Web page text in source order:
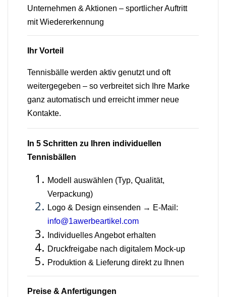
Unternehmen & Aktionen – sportlicher Auftritt
mit Wiedererkennung
Ihr Vorteil
Tennisbälle werden aktiv genutzt und oft
weitergegeben – so verbreitet sich Ihre Marke
ganz automatisch und erreicht immer neue
Kontakte.
In 5 Schritten zu Ihren individuellen
Tennisbällen
Modell auswählen (Typ, Qualität,
Verpackung)
Logo & Design einsenden → E-Mail:
info@1awerbeartikel.com
Individuelles Angebot erhalten
Druckfreigabe nach digitalem Mock-up
Produktion & Lieferung direkt zu Ihnen
Preise & Anfertigungen